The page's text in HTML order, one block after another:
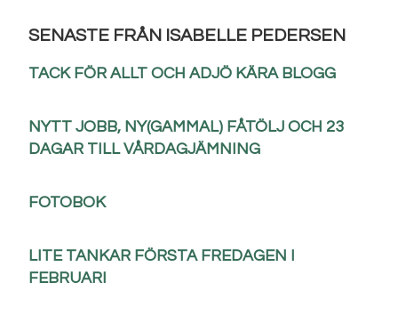
SENASTE FRÅN ISABELLE PEDERSEN
TACK FÖR ALLT OCH ADJÖ KÄRA BLOGG
NYTT JOBB, NY(GAMMAL) FÅTÖLJ OCH 23
DAGAR TILL VÅRDAGJÄMNING
FOTOBOK
LITE TANKAR FÖRSTA FREDAGEN I
FEBRUARI